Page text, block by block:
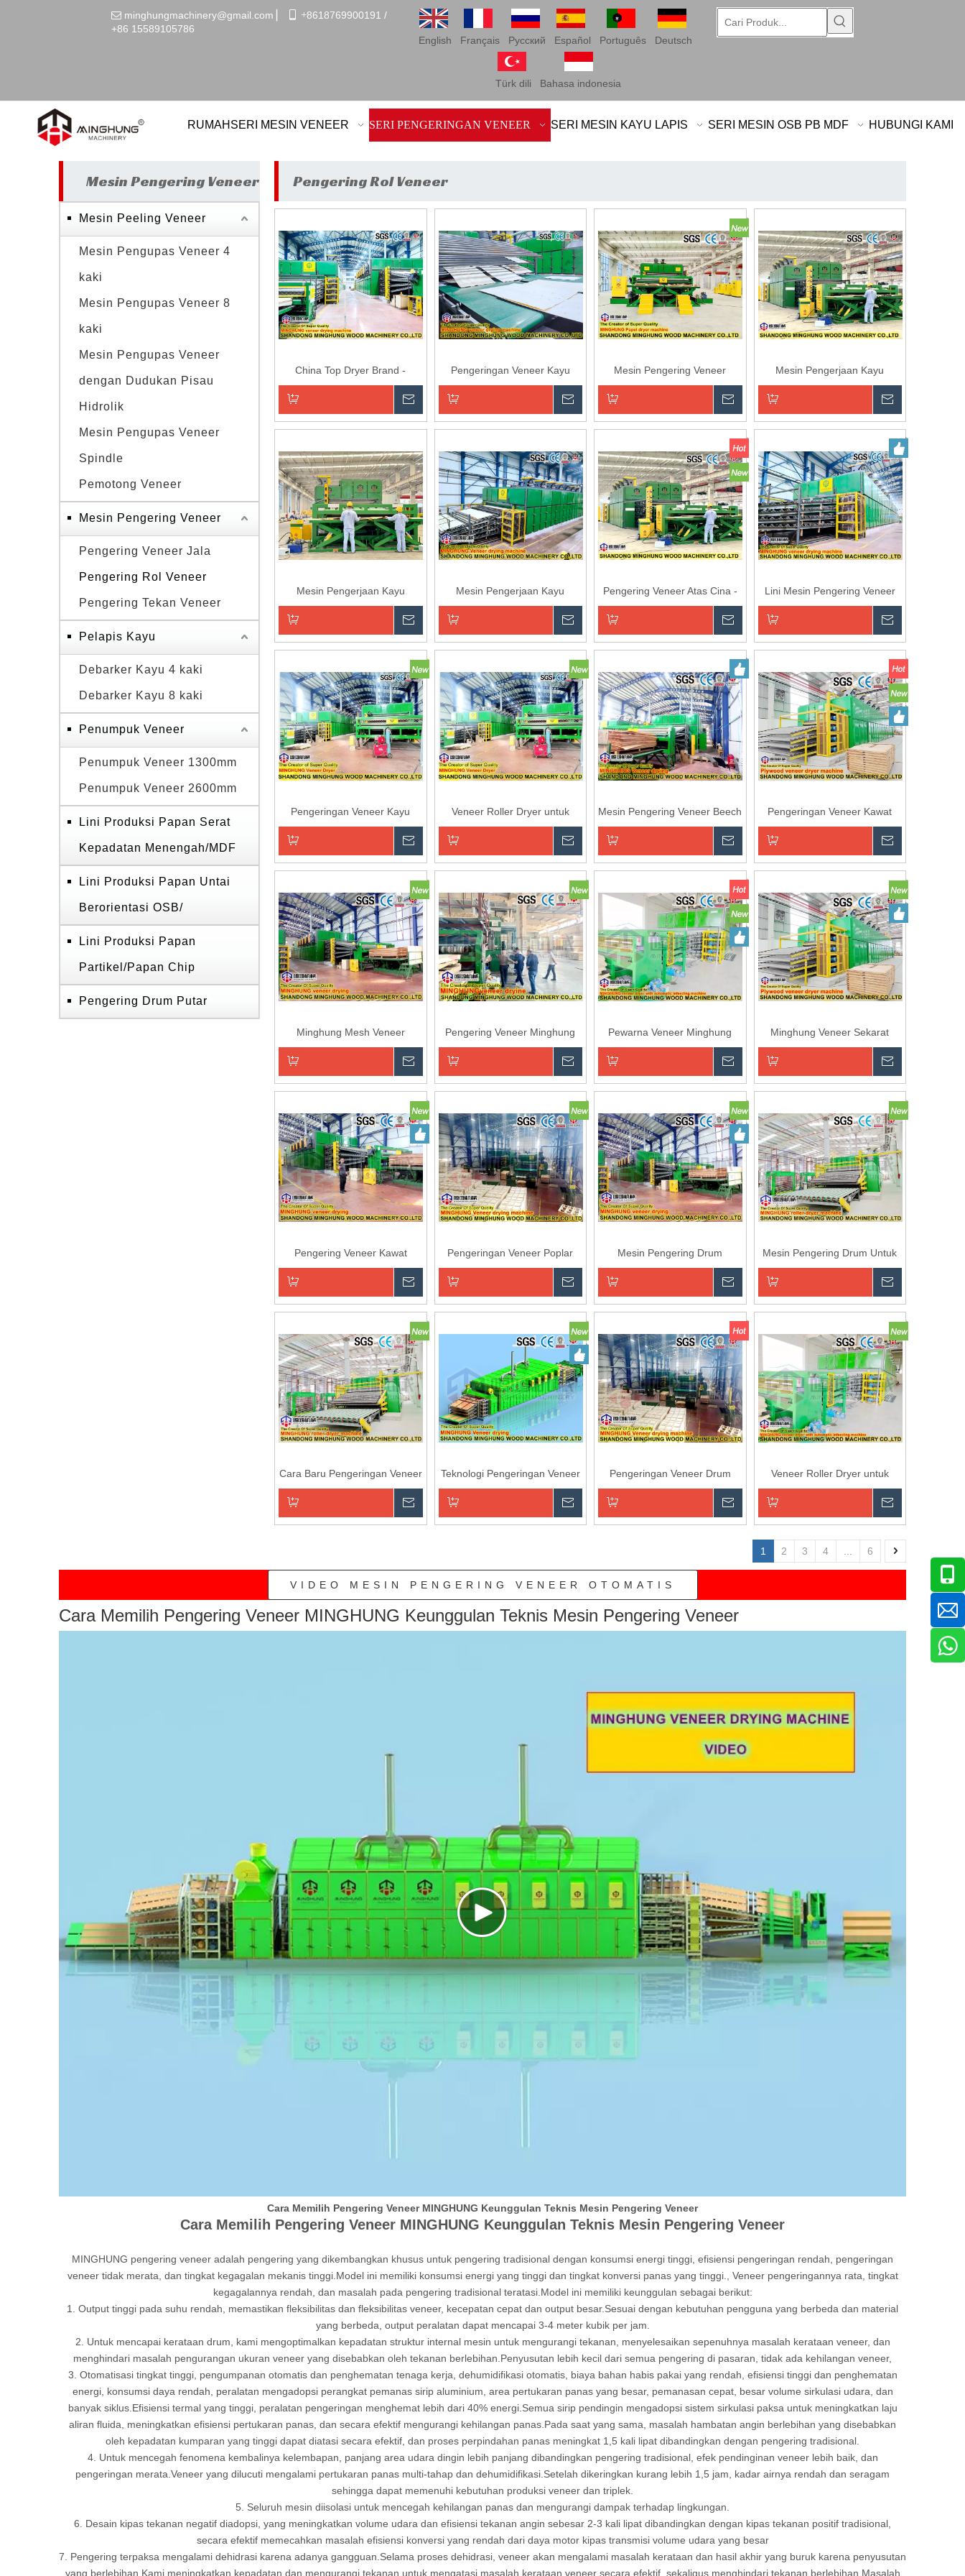
 minghungmachinery@gmail.com  +8618769900191 /
+86 15589105786
English
Français Pусский Español Português Deutsch
Türk dili Bahasa indonesia
RUMAH SERI MESIN VENEER SERI PENGERINGAN VENEER SERI MESIN KAYU LAPIS SERI MESIN OSB PB MDF HUBUNGI KAMI
1
Mesin Pengering Veneer
Mesin Peeling Veneer
Mesin Pengupas Veneer 4
kaki
Mesin Pengupas Veneer 8
kaki
Mesin Pengupas Veneer
dengan Dudukan Pisau
Hidrolik
Mesin Pengupas Veneer
Spindle
Pemotong Veneer
Mesin Pengering Veneer
Pengering Veneer Jala
Pengering Rol Veneer
Pengering Tekan Veneer
Pelapis Kayu
Debarker Kayu 4 kaki
Debarker Kayu 8 kaki
Penumpuk Veneer
Penumpuk Veneer 1300mm
Penumpuk Veneer 2600mm
Lini Produksi Papan Serat
Kepadatan Menengah/MDF
Lini Produksi Papan Untai
Berorientasi OSB/
Lini Produksi Papan
Partikel/Papan Chip
Pengering Drum Putar
Pengering Rol Veneer
China Top Dryer Brand -
Tambahkan ke Keranjang
Menanyakan
Pengeringan Veneer Kayu
Tambahkan ke Keranjang
Menanyakan
Mesin Pengering Veneer
Tambahkan ke Keranjang
Menanyakan
Mesin Pengerjaan Kayu
Roller Mesin Pengering Veneer
Tambahkan ke Keranjang
Mesin Pengerjaan Kayu
Roller Mesin Pengering Veneer
Tambahkan ke Keranjang
Menanyakan
Mesin Pengerjaan Kayu
Roller Mesin Pengering Veneer
Wajah Kayu Lapis-Shandong
Minghung
Tambahkan ke Keranjang
Menanyakan
Pengering Veneer Atas Cina -
Mesh untuk pabrik Kayu Lapis
Tambahkan ke Keranjang
Menanyakan
Lini Mesin Pengering Veneer
Tambahkan ke Keranjang
Pengeringan Veneer Kayu
Tambahkan ke Keranjang
Menanyakan
Veneer Roller Dryer untuk
Tambahkan ke Keranjang
Menanyakan
Mesin Pengering Veneer Beech
Tambahkan ke Keranjang
Menanyakan
Pengeringan Veneer Kawat
Tambahkan ke Keranjang
Minghung Mesh Veneer
Tambahkan ke Keranjang
Menanyakan
Pengering Veneer Minghung
Tambahkan ke Keranjang
Menanyakan
Pewarna Veneer Minghung
Tambahkan ke Keranjang
Menanyakan
Minghung Veneer Sekarat
Tambahkan ke Keranjang
Pengering Veneer Kawat
Tambahkan ke Keranjang
Menanyakan
Pengeringan Veneer Poplar
Tambahkan ke Keranjang
Menanyakan
Mesin Pengering Drum
Tambahkan ke Keranjang
Menanyakan
Mesin Pengering Drum Untuk
Tambahkan ke Keranjang
Cara Baru Pengeringan Veneer
Menanyakan
Teknologi Pengeringan Veneer
Menanyakan
Pengeringan Veneer Drum
Menanyakan
Veneer Roller Dryer untuk
1 2 3 4 6
VIDEO MESIN PENGERING VENEER OTOMATIS
Cara Memilih Pengering Veneer MINGHUNG Keunggulan Teknis Mesin Pengering Veneer
Cara Memilih Pengering Veneer MINGHUNG Keunggulan Teknis Mesin Pengering Veneer
Cara Memilih Pengering Veneer MINGHUNG Keunggulan Teknis Mesin Pengering Veneer
MINGHUNG pengering veneer adalah pengering yang dikembangkan khusus untuk pengering tradisional dengan konsumsi energi tinggi, efisiensi pengeringan rendah, pengeringan
veneer tidak merata, dan tingkat kegagalan mekanis tinggi.Model ini memiliki konsumsi energi yang tinggi dan tingkat konversi panas yang tinggi., Veneer pengeringannya rata, tingkat
kegagalannya rendah, dan masalah pada pengering tradisional teratasi.Model ini memiliki keunggulan sebagai berikut:
1. Output tinggi pada suhu rendah, memastikan fleksibilitas dan fleksibilitas veneer, kecepatan cepat dan output besar.Sesuai dengan kebutuhan pengguna yang berbeda dan material
yang berbeda, output peralatan dapat mencapai 3-4 meter kubik per jam.
2. Untuk mencapai kerataan drum, kami mengoptimalkan kepadatan struktur internal mesin untuk mengurangi tekanan, menyelesaikan sepenuhnya masalah kerataan veneer, dan
menghindari masalah pengurangan ukuran veneer yang disebabkan oleh tekanan berlebihan.Penyusutan lebih kecil dari semua pengering di pasaran, tidak ada kehilangan veneer,
3. Otomatisasi tingkat tinggi, pengumpanan otomatis dan penghematan tenaga kerja, dehumidifikasi otomatis, biaya bahan habis pakai yang rendah, efisiensi tinggi dan penghematan
energi, konsumsi daya rendah, peralatan mengadopsi perangkat pemanas sirip aluminium, area pertukaran panas yang besar, pemanasan cepat, besar volume sirkulasi udara, dan
banyak siklus.Efisiensi termal yang tinggi, peralatan pengeringan menghemat lebih dari 40% energi.Semua sirip pendingin mengadopsi sistem sirkulasi paksa untuk meningkatkan laju
aliran fluida, meningkatkan efisiensi pertukaran panas, dan secara efektif mengurangi kehilangan panas.Pada saat yang sama, masalah hambatan angin berlebihan yang disebabkan
oleh kepadatan kumparan yang tinggi dapat diatasi secara efektif, dan proses perpindahan panas meningkat 1,5 kali lipat dibandingkan dengan pengering tradisional.
4. Untuk mencegah fenomena kembalinya kelembapan, panjang area udara dingin lebih panjang dibandingkan pengering tradisional, efek pendinginan veneer lebih baik, dan
pengeringan merata.Veneer yang dilucuti mengalami pertukaran panas multi-tahap dan dehumidifikasi.Setelah dikeringkan kurang lebih 1,5 jam, kadar airnya rendah dan seragam
sehingga dapat memenuhi kebutuhan produksi veneer dan triplek.
5. Seluruh mesin diisolasi untuk mencegah kehilangan panas dan mengurangi dampak terhadap lingkungan.
6. Desain kipas tekanan negatif diadopsi, yang meningkatkan volume udara dan efisiensi tekanan angin sebesar 2-3 kali lipat dibandingkan dengan kipas tekanan positif tradisional,
secara efektif memecahkan masalah efisiensi konversi yang rendah dari daya motor kipas transmisi volume udara yang besar
7. Pengering terpaksa mengalami dehidrasi karena adanya gangguan.Selama proses dehidrasi, veneer akan mengalami masalah kerataan dan hasil akhir yang buruk karena penyusutan
yang berlebihan.Kami meningkatkan kepadatan dan mengurangi tekanan untuk mengatasi masalah kerataan veneer secara efektif, sekaligus menghindari tekanan berlebihan.Masalah